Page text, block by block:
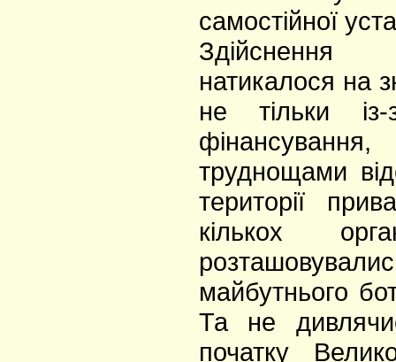
самостійної
натикалося на
не тільки із-
труднощами
території
кількох
майбутнього
Та не
початку